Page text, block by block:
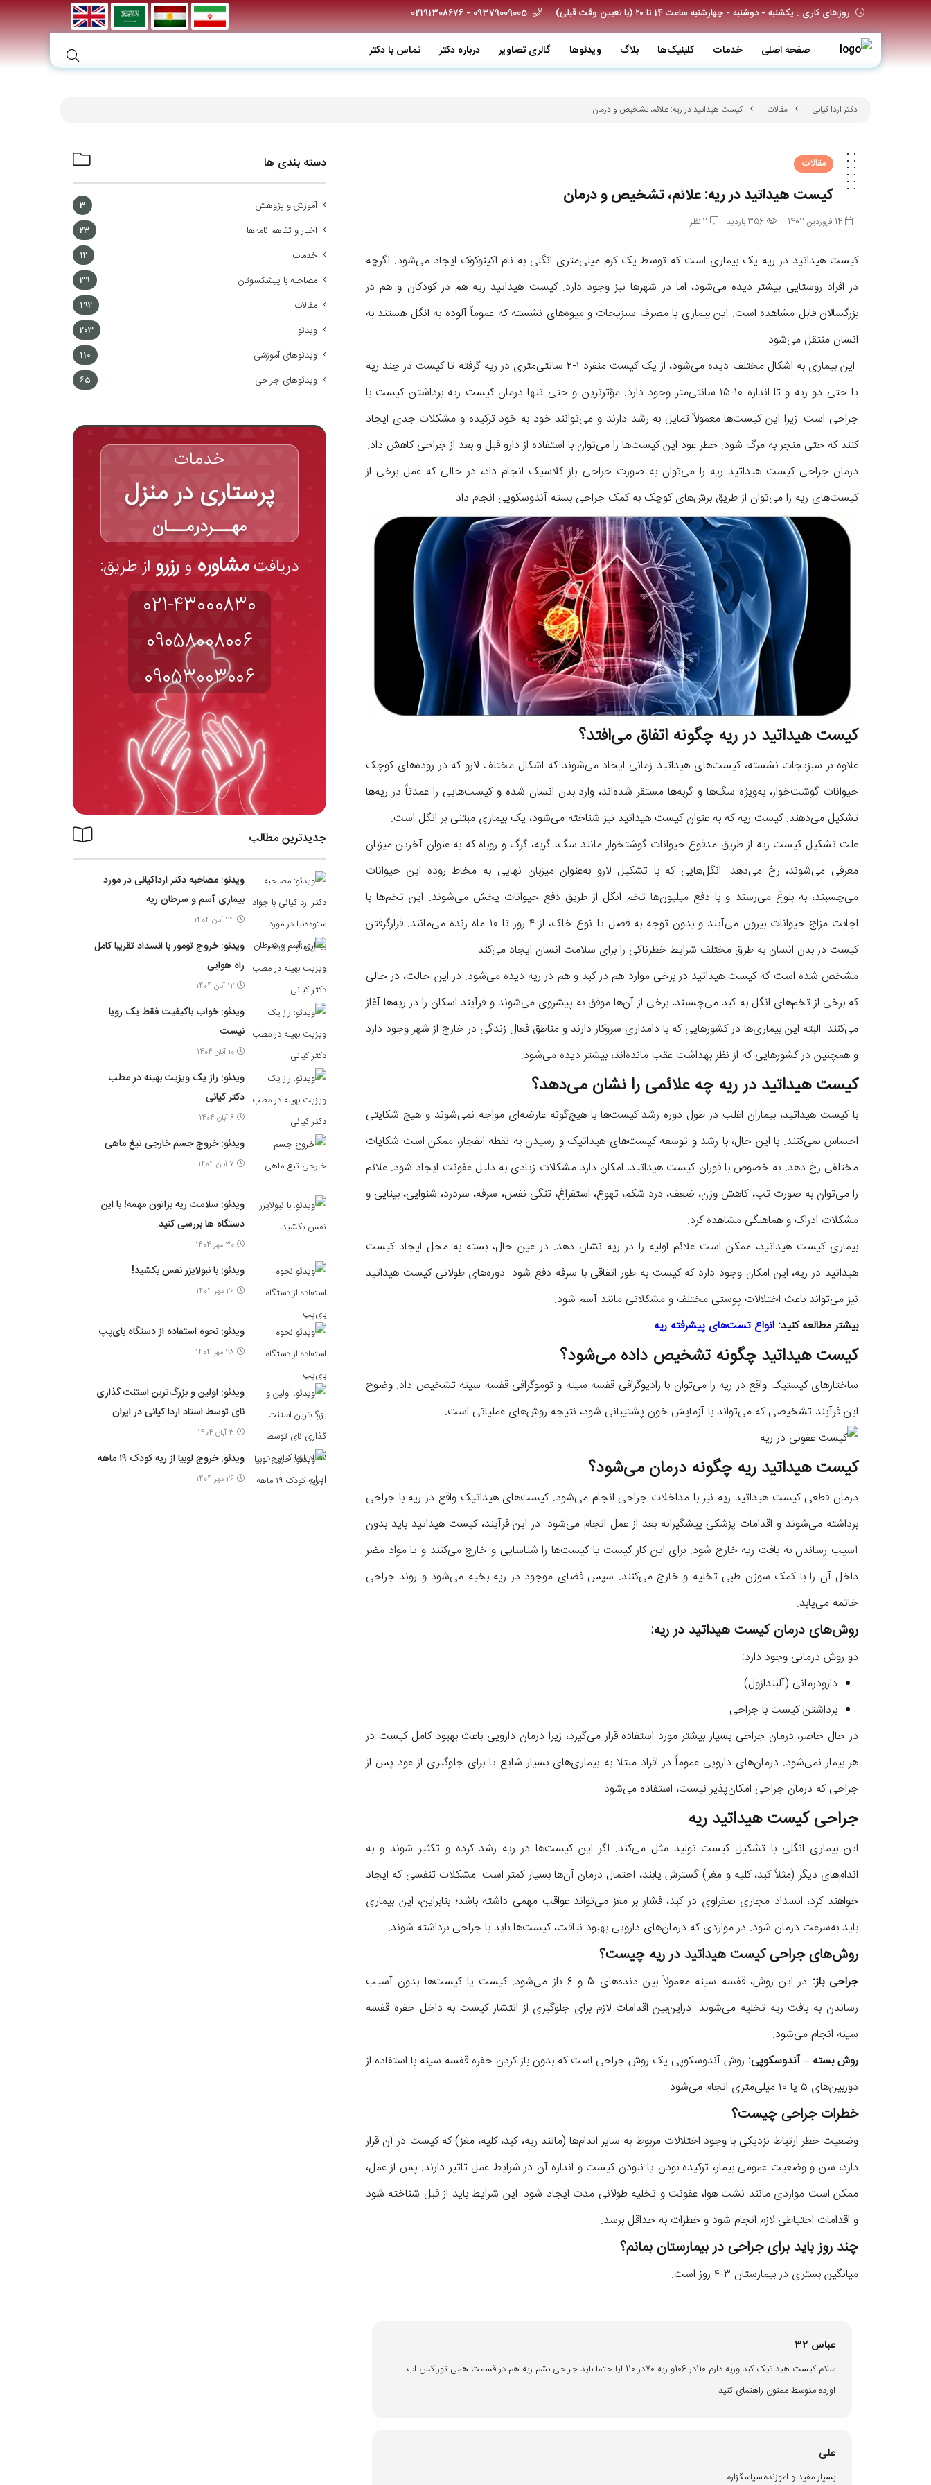
روزهای کاری : یکشنبه - دوشنبه - چهارشنبه ساعت 14 تا ۲۰ (با تعیین وقت قبلی) 09379009005 - 02191308676
صفحه اصلی خدمات کلینیک‌ها بلاگ ویدئو‌ها گالری تصاویر درباره دکتر تماس با دکتر
دکتر اردا کیانی مقالات کیست هیداتید در ریه: علائم، تشخیص و درمان
مقالات
کیست هیداتید در ریه: علائم، تشخیص و درمان
14 فروردین 1402 356 بازدید 2 نظر
کیست هیداتید در ریه یک بیماری است که توسط یک کرم میلی‌متری انگلی به نام اکینوکوک ایجاد می‌شود. اگرچه
در افراد روستایی بیشتر دیده می‌شود، اما در شهر‌ها نیز وجود دارد. کیست هیداتید ریه هم در کودکان و هم در
بزرگسالان قابل مشاهده است. این بیماری با مصرف سبزیجات و میوه‌های نشسته که عموماً آلوده به انگل هستند به
انسان منتقل می‌شود.
این بیماری به اشکال مختلف دیده می‌شود، از یک کیست منفرد ۱-۲ سانتی‌متری در ریه گرفته تا کیست در چند ریه
یا حتی دو ریه و تا اندازه ۱۰-۱۵ سانتی‌متر وجود دارد. مؤثرترین و حتی تنها درمان کیست ریه برداشتن کیست با
جراحی است. زیرا این کیست‌ها معمولاً تمایل به رشد دارند و می‌توانند خود به خود ترکیده و مشکلات جدی ایجاد
کنند که حتی منجر به مرگ شود. خطر عود این کیست‌ها را می‌توان با استفاده از دارو قبل و بعد از جراحی کاهش داد.
درمان جراحی کیست هیداتید ریه را می‌توان به صورت جراحی باز کلاسیک انجام داد، در حالی که عمل برخی از
کیست‌های ریه را می‌توان از طریق برش‌های کوچک به کمک جراحی بسته آندوسکوپی انجام داد.
کیست هیداتید در ریه چگونه اتفاق می‌افتد؟
علاوه بر سبزیجات نشسته، کیست‌های هیداتید زمانی ایجاد می‌شوند که اشکال مختلف لارو که در روده‌های کوچک
حیوانات گوشت‌خوار، به‌ویژه سگ‌ها و گربه‌ها مستقر شده‌اند، وارد بدن انسان شده و کیست‌هایی را عمدتاً در ریه‌ها
تشکیل می‌دهند. کیست ریه که به عنوان کیست هیداتید نیز شناخته می‌شود، یک بیماری مبتنی بر انگل است.
علت تشکیل کیست ریه از طریق مدفوع حیوانات گوشتخوار مانند سگ، گربه، گرگ و روباه که به عنوان آخرین میزبان
معرفی می‌شوند، رخ می‌دهد. انگل‌هایی که با تشکیل لارو به‌عنوان میزبان نهایی به مخاط روده این حیوانات
می‌چسبند، به بلوغ می‌رسند و با دفع میلیون‌ها تخم انگل از طریق دفع حیوانات پخش می‌شوند. این تخم‌ها با
اجابت مزاج حیوانات بیرون می‌آیند و بدون توجه به فصل یا نوع خاک، از ۴ روز تا ۱۰ ماه زنده می‌مانند. قرارگرفتن
کیست در بدن انسان به طرق مختلف شرایط خطرناکی را برای سلامت انسان ایجاد می‌کند.
مشخص شده است که کیست هیداتید در برخی موارد هم در کبد و هم در ریه دیده می‌شود. در این حالت، در حالی
که برخی از تخم‌های انگل به کبد می‌چسبند، برخی از آن‌ها موفق به پیشروی می‌شوند و فرآیند اسکان را در ریه‌ها آغاز
می‌کنند. البته این بیماری‌ها در کشور‌هایی که با دامداری سروکار دارند و مناطق فعال زندگی در خارج از شهر وجود دارد
و همچنین در کشور‌هایی که از نظر بهداشت عقب مانده‌اند، بیشتر دیده می‌شود.
کیست هیداتید در ریه چه علائمی را نشان می‌دهد؟
با کیست هیداتید، بیماران اغلب در طول دوره رشد کیست‌ها با هیچ‌گونه عارضه‌ای مواجه نمی‌شوند و هیچ شکایتی
احساس نمی‌کنند. با این حال، با رشد و توسعه کیست‌های هیداتیک و رسیدن به نقطه انفجار، ممکن است شکایات
مختلفی رخ دهد. به خصوص با فوران کیست هیداتید، امکان دارد مشکلات زیادی به دلیل عفونت ایجاد شود. علائم
را می‌توان به صورت تب، کاهش وزن، ضعف، درد شکم، تهوع، استفراغ، تنگی نفس، سرفه، سردرد، شنوایی، بینایی و
مشکلات ادراک و هماهنگی مشاهده کرد.
بیماری کیست هیداتید، ممکن است علائم اولیه را در ریه نشان دهد. در عین حال، بسته به محل ایجاد کیست
هیداتید در ریه، این امکان وجود دارد که کیست به طور اتفاقی با سرفه دفع شود. دوره‌های طولانی کیست هیداتید
نیز می‌تواند باعث اختلالات پوستی مختلف و مشکلاتی مانند آسم شود.
بیشتر مطالعه کنید: انواع تست‌های پیشرفته ریه
کیست‌ هیداتید چگونه تشخیص داده می‌شود؟
ساختار‌های کیستیک واقع در ریه را می‌توان با رادیوگرافی قفسه سینه و توموگرافی قفسه سینه تشخیص داد. وضوح
این فرآیند تشخیصی که می‌تواند با آزمایش خون پشتیبانی شود، نتیجه روش‌های عملیاتی است.
کیست هیداتید ریه چگونه درمان می‌شود؟
درمان قطعی کیست هیداتید ریه نیز با مداخلات جراحی انجام می‌شود. کیست‌های هیداتیک واقع در ریه با جراحی
برداشته می‌شوند و اقدامات پزشکی پیشگیرانه بعد از عمل انجام می‌شود. در این فرآیند، کیست هیداتید باید بدون
آسیب رساندن به بافت ریه خارج شود. برای این کار کیست یا کیست‌ها را شناسایی و خارج می‌کنند و یا مواد مضر
داخل آن را با کمک سوزن طبی تخلیه و خارج می‌کنند. سپس فضای موجود در ریه بخیه می‌شود و روند جراحی
خاتمه می‌یابد.
روش‌های درمان کیست هیداتید در ریه:
دو روش درمانی وجود دارد:
دارودرمانی (آلبندازول)
برداشتن کیست با جراحی
در حال حاضر، درمان جراحی بسیار بیشتر مورد استفاده قرار می‌گیرد، زیرا درمان دارویی باعث بهبود کامل کیست در
هر بیمار نمی‌شود. درمان‌های دارویی عموماً در افراد مبتلا به بیماری‌های بسیار شایع یا برای جلوگیری از عود پس از
جراحی که درمان جراحی امکان‌پذیر نیست، استفاده می‌شود.
جراحی کیست هیداتید ریه
این بیماری انگلی با تشکیل کیست تولید مثل می‌کند. اگر این کیست‌ها در ریه رشد کرده و تکثیر شوند و به
اندام‌های دیگر (مثلاً کبد، کلیه و مغز) گسترش یابند، احتمال درمان آن‌ها بسیار کمتر است. مشکلات تنفسی که ایجاد
خواهند کرد، انسداد مجاری صفراوی در کبد، فشار بر مغز می‌تواند عواقب مهمی داشته باشد؛ بنابراین، این بیماری
باید به‌سرعت درمان شود. در مواردی که درمان‌های دارویی بهبود نیافت، کیست‌ها باید با جراحی برداشته شوند.
روش‌های جراحی کیست هیداتید در ریه چیست؟
جراحی باز:
در این روش، قفسه سینه معمولاً بین دنده‌های ۵ و ۶ باز می‌شود. کیست یا کیست‌ها بدون آسیب
رساندن به بافت ریه تخلیه می‌شوند. دراین‌بین اقدامات لازم برای جلوگیری از انتشار کیست به داخل حفره قفسه
سینه انجام می‌شود.
روش بسته – آندوسکوپی: روش آندوسکوپی یک روش جراحی است که بدون باز کردن حفره قفسه سینه با استفاده از
دوربین‌های ۵ یا ۱۰ میلی‌متری انجام می‌شود.
خطرات جراحی چیست؟
وضعیت خطر ارتباط نزدیکی با وجود اختلالات مربوط به سایر اندام‌ها (مانند ریه، کبد، کلیه، مغز) که کیست در آن قرار
دارد، سن و وضعیت عمومی بیمار، ترکیده بودن یا نبودن کیست و اندازه آن در شرایط عمل تاثیر دارند. پس از عمل،
ممکن است مواردی مانند نشت هوا، عفونت و تخلیه طولانی مدت ایجاد شود. این شرایط باید از قبل شناخته شود
و اقدامات احتیاطی لازم انجام شود و خطرات به حداقل برسد.
چند روز باید برای جراحی در بیمارستان بمانم؟
میانگین بستری در بیمارستان ۳-۴ روز است.
عباس 32
سلام کیست هیداتیک کبد وریه دارم 110در 106و ریه 70در 110 ایا حتما باید جراحی بشم ریه هم در قسمت همی توراکس اب
اورده متوسط ممنون راهنمای کنید
علی
بسیار مفید و اموزنده.سپاسگزارم
دسته بندی ها
آموزش و پژوهش 3
اخبار و تفاهم نامه‌ها 23
خدمات 12
مصاحبه با پیشکسوتان 39
مقالات 192
ویدئو 203
ویدئوهای آموزشی 110
ویدئوهای جراحی 65
خدمات
پرستاری در منزل
مهـــردرمـــان
دریافتمشاوره و رزرو از طریق:
021-43000830
09058008006
09053003006
جدیدترین مطالب
ویدئو: مصاحبه دکتر ارداکیانی در مورد
بیماری آسم و سرطان ریه
24 آبان 1404
ویدئو: خروج تومور با انسداد تقریبا کامل
راه هوایی
12 آبان 1404
ویدئو: خواب باکیفیت فقط یک رویا
نیست
10 آبان 1404
ویدئو: راز یک ویزیت بهینه در مطب
دکتر کیانی
6 آبان 1404
ویدئو: خروج جسم خارجی تیغ ماهی
7 آبان 1404
ویدئو: سلامت ریه براتون مهمه! با این
دستگاه ها بررسی کنید.
30 مهر 1404
ویدئو: با نبولایزر نفس بکشید!
26 مهر 1404
ویدئو: نحوه استفاده از دستگاه بای‌پپ
28 مهر 1404
ویدئو: اولین و بزرگ‌ترین استنت گذاری
نای توسط استاد اردا کیانی در ایران
3 آبان 1404
ویدئو: خروج لوبیا از ریه کودک ۱۹ ماهه
26 مهر 1404